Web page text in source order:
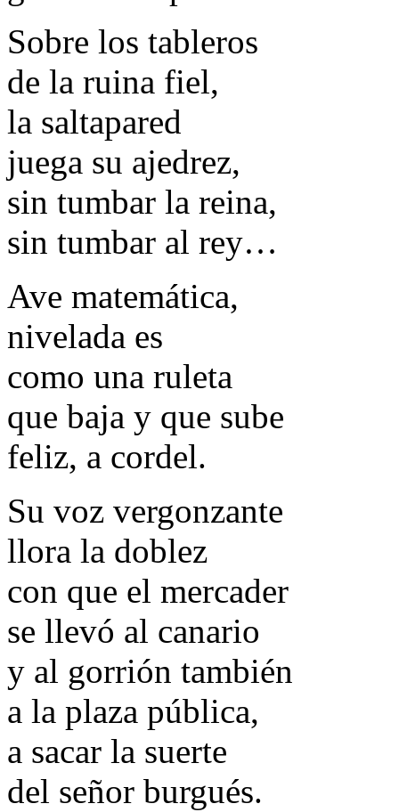
Sobre los tableros
de la ruina fiel,
la saltapared
juega su ajedrez,
sin tumbar la reina,
sin tumbar al rey…
Ave matemática,
nivelada es
como una ruleta
que baja y que sube
feliz, a cordel.
Su voz vergonzante
llora la doblez
con que el mercader
se llevó al canario
y al gorrión también
a la plaza pública,
a sacar la suerte
del señor burgués.